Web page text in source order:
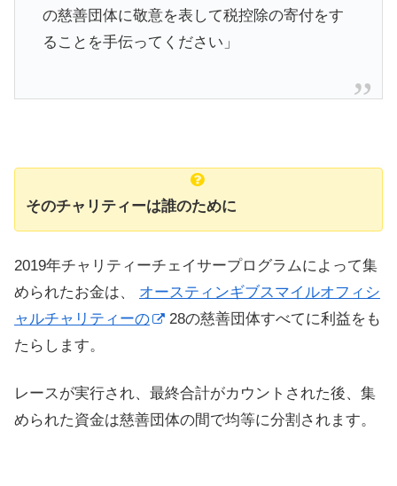
の慈善団体に敬意を表して税控除の寄付をす
ることを手伝ってください」
そのチャリティーは誰のために
2019年チャリティーチェイサープログラムによって集
められたお金は、 オースティンギブスマイルオフィシ
ャルチャリティーの
28の慈善団体すべてに利益をも
たらします。
レースが実行され、最終合計がカウントされた後、集
められた資金は慈善団体の間で均等に分割されます。